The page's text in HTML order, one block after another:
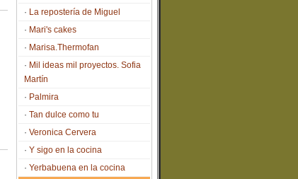
La repostería de Miguel
Mari's cakes
Marisa.Thermofan
Mil ideas mil proyectos. Sofia
Martín
Palmira
Tan dulce como tu
Veronica Cervera
Y sigo en la cocina
Yerbabuena en la cocina